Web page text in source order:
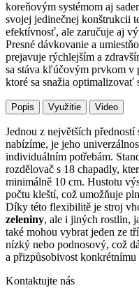
koreňovým systémom aj
svojej jedinečnej konštrukcii
efektívnosť, ale zaručuje aj
Presné dávkovanie a
prejavuje rýchlejším a
sa stáva kľúčovým prvkom v
ktoré sa snažia optimalizovať
Popis Využitie Video
Jednou z největších
nabízíme, je jeho
individuálním potřebám.
rozdělovač s 18 chapadly,
minimálně 10 cm. Hustotu
počtu kleští, což umožňuje
Díky této flexibilitě je stroj
zeleniny, ale i jiných rostlin,
také mohou vybrat jeden ze
nízký nebo podnosový, což
a přizpůsobivost konkrétnímu
Kontaktujte nás